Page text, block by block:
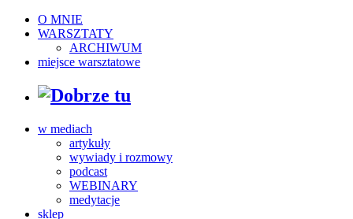
O MNIE
WARSZTATY
ARCHIWUM
miejsce warsztatowe
w mediach
artykuły
wywiady i rozmowy
podcast
WEBINARY
medytacje
sklep